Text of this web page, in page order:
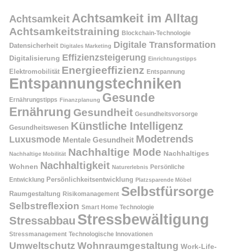
Achtsamkeit Achtsamkeit im Alltag
Achtsamkeitstraining Blockchain-Technologie
Datensicherheit Digitales Marketing Digitale Transformation
Digitalisierung Effizienzsteigerung Einrichtungstipps
Elektromobilität Energieeffizienz Entspannung
Entspannungstechniken
Ernährungstipps Finanzplanung Gesunde
Ernährung Gesundheit Gesundheitsvorsorge
Gesundheitswesen Künstliche Intelligenz
Luxusmode Mentale Gesundheit Modetrends
Nachhaltige Mobilität Nachhaltige Mode Nachhaltiges
Wohnen Nachhaltigkeit Naturerlebnis Persönliche
Entwicklung Persönlichkeitsentwicklung Platzsparende Möbel
Raumgestaltung Risikomanagement Selbstfürsorge
Selbstreflexion Smart Home Technologie
Stressabbau Stressbewältigung
Stressmanagement Technologische Innovationen
Umweltschutz Wohnraumgestaltung Work-Life-